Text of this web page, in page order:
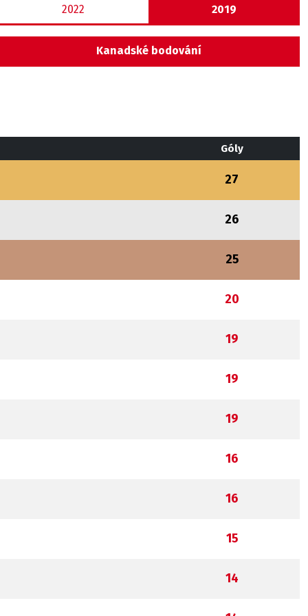
2022 2019
Kanadské bodování
Góly
27
26
25
20
19
19
19
16
16
15
14